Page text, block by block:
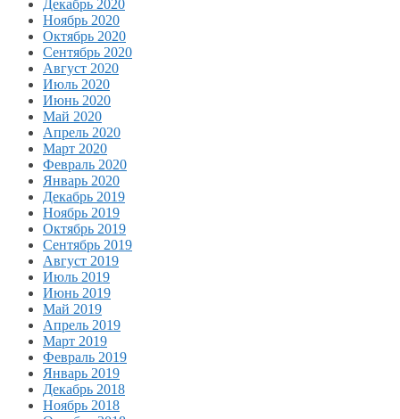
Декабрь 2020
Ноябрь 2020
Октябрь 2020
Сентябрь 2020
Август 2020
Июль 2020
Июнь 2020
Май 2020
Апрель 2020
Март 2020
Февраль 2020
Январь 2020
Декабрь 2019
Ноябрь 2019
Октябрь 2019
Сентябрь 2019
Август 2019
Июль 2019
Июнь 2019
Май 2019
Апрель 2019
Март 2019
Февраль 2019
Январь 2019
Декабрь 2018
Ноябрь 2018